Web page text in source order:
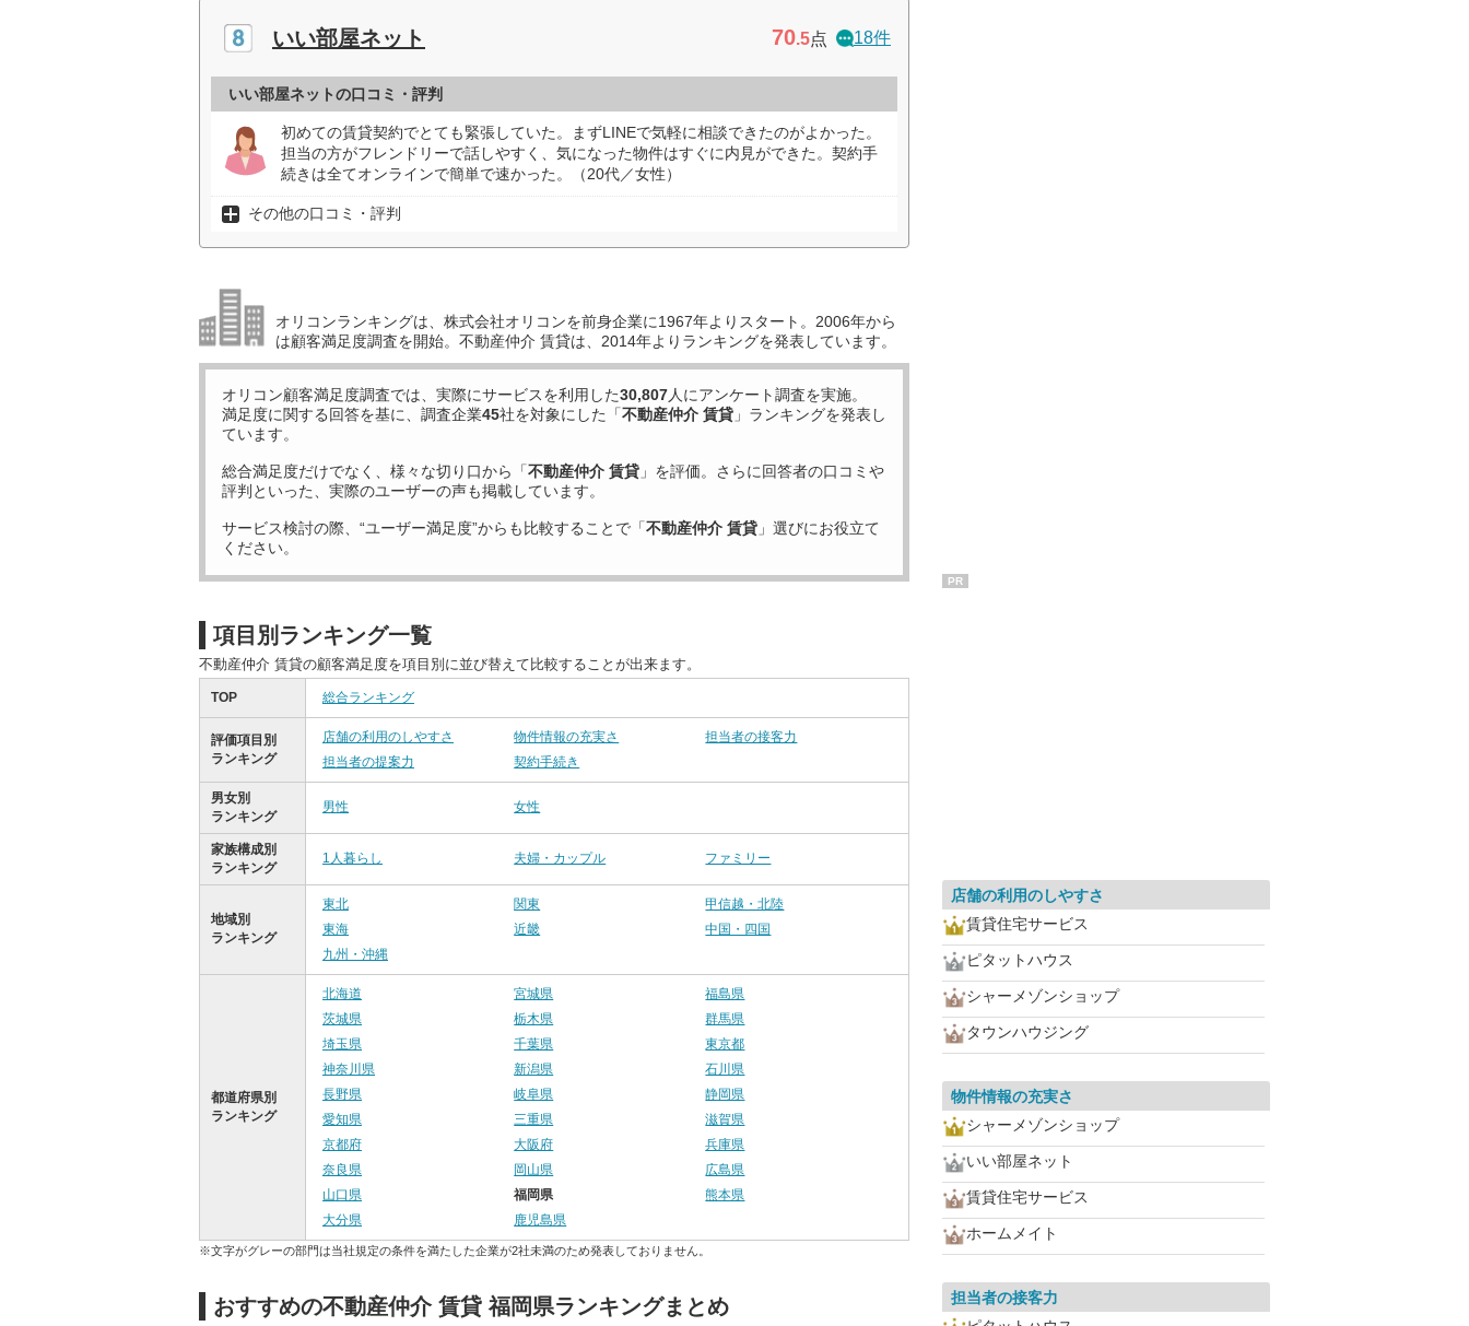
いい部屋ネット 70.5点 18件
いい部屋ネットの口コミ・評判
初めての賃貸契約でとても緊張していた。まずLINEで気軽に相談できたのがよかった。
担当の方がフレンドリーで話しやすく、気になった物件はすぐに内見ができた。契約手
続きは全てオンラインで簡単で速かった。（20代／女性）
その他の口コミ・評判
オリコンランキングは、株式会社オリコンを前身企業に1967年よりスタート。2006年から
は顧客満足度調査を開始。不動産仲介 賃貸は、2014年よりランキングを発表しています。
オリコン顧客満足度調査では、実際にサービスを利用した30,807人にアンケート調査を実施。
満足度に関する回答を基に、調査企業45社を対象にした「不動産仲介 賃貸 」ランキングを発表し
ています。
総合満足度だけでなく、様々な切り口から「不動産仲介 賃貸 」を評価。さらに回答者の口コミや
評判といった、実際のユーザーの声も掲載しています。
サービス検討の際、“ユーザー満足度”からも比較することで「不動産仲介 賃貸 」選びにお役立て
ください。
項目別ランキング一覧
不動産仲介 賃貸の顧客満足度を項目別に並び替えて比較することが出来ます。
TOP 総合ランキング
評価項目別
ランキング
店舗の利用のしやすさ 物件情報の充実さ
担当者の接客力
担当者の提案力
契約手続き
男女別
ランキング
男性 女性
家族構成別
ランキング
1人暮らし 夫婦・カップル ファミリー
地域別
ランキング
東北 関東
甲信越・北陸
東海
近畿
中国・四国
九州・沖縄
都道府県別
ランキング
北海道 宮城県
福島県
茨城県
栃木県
群馬県
埼玉県
千葉県
東京都
神奈川県
新潟県
石川県
長野県
岐阜県
静岡県
愛知県
三重県
滋賀県
京都府
大阪府
兵庫県
奈良県
岡山県
広島県
山口県
福岡県
熊本県
大分県
鹿児島県
※文字がグレーの部門は当社規定の条件を満たした企業が2社未満のため発表しておりません。
おすすめの不動産仲介 賃貸 福岡県ランキングまとめ
PR
店舗の利用のしやすさ
賃貸住宅サービス
ピタットハウス
シャーメゾンショップ
タウンハウジング
物件情報の充実さ
シャーメゾンショップ
いい部屋ネット
賃貸住宅サービス
ホームメイト
担当者の接客力